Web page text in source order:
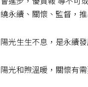
繞永續、關懷、監督，
陽光生生不息，是永續
陽光和煦溫暖，關懷有需